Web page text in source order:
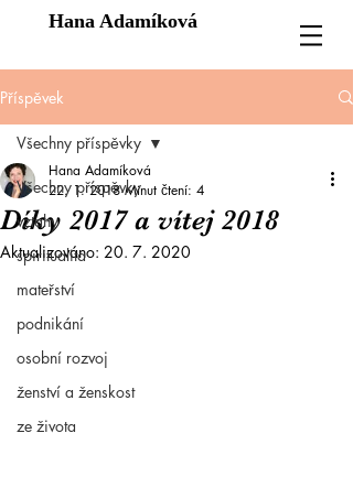
Hana Adamíková
Příspěvek
Všechny příspěvky
vztahy
spiritualita
mateřství
podnikání
osobní rozvoj
ženství a ženskost
ze života
Všechny příspěvky
Díky 2017 a vítej 2018
Hana Adamíková
22. 1. 2018 Minut čtení: 4
Aktualizováno: 20. 7. 2020